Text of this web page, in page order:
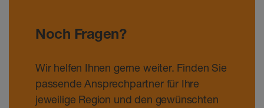
Noch Fragen?
Wir helfen Ihnen gerne weiter. Finden Sie
passende Ansprechpartner für Ihre
jeweilige Region und den gewünschten